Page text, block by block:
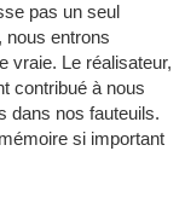
pas un seul
nous entrons
vraie. Le réalisateur,
contribué à nous
dans nos fauteuils.
si important